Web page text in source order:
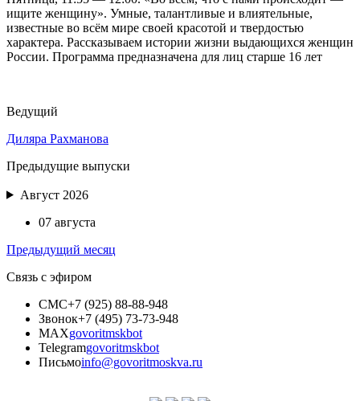
ищите женщину». Умные, талантливые и влиятельные,
известные во всём мире своей красотой и твердостью
характера. Рассказываем истории жизни выдающихся женщин
России. Программа предназначена для лиц старше 16 лет
Ведущий
Диляра Рахманова
Предыдущие выпуски
Август 2026
07 августа
Предыдущий месяц
Связь с эфиром
СМС+7 (925) 88-88-948
Звонок+7 (495) 73-73-948
MAXgovoritmskbot
Telegramgovoritmskbot
Письмоinfo@govoritmoskva.ru